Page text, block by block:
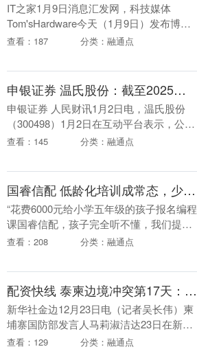
IT之家1月9日消息汇发网，科技媒体
Tom'sHardware今天（1月9日）发布博
文，报道称在CES2026展会期间，AMD与
查看：187 分类：融通点
申银证券 温氏股份：截至2025年11月末，公司已累计销售肉猪3190万头
申银证券 人民财讯1月2日电，温氏股份
（300498）1月2日在互动平台表示，公司
2025年年初制定2025年肉猪(含毛猪和鲜
查看：145 分类：融通点
国睿信配 低龄化培训成常态，少儿编程培训市场乱象调查
“花费6000元给小学五年级的孩子报名编程
课国睿信配，孩子完全听不懂，我们提出
退费，还一直被机构拒绝。”提及这段经
初，....
查看：208 分类：融通点
配资快线 泰柬边境冲突第17天：泰军持续打击多个目标，柬埔寨54.5万人逃离家园
新华社金边12月23日电（记者吴长伟）柬
埔寨国防部发言人马莉淑洁达23日在新闻
发布会上说配资快线，截至当天上午，泰
查看：129 分类：融通点